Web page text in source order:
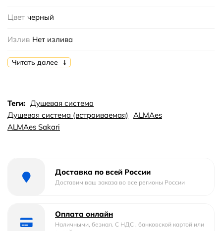
Цвет черный
Излив Нет излива
Монтаж встраиваемый
Коллекция Sakari
Механизм Керамический
Количество режимов : 2
Держатель лейки : Есть в комплекте
Читать далее
Теги: Душевая система
Душевая система (встраиваемая) ALMAes
ALMAes Sakari
Доставка по всей России
Доставим ваш заказа во все регионы России
Оплата онлайн
Наличными, безнал. С НДС , банковской картой или